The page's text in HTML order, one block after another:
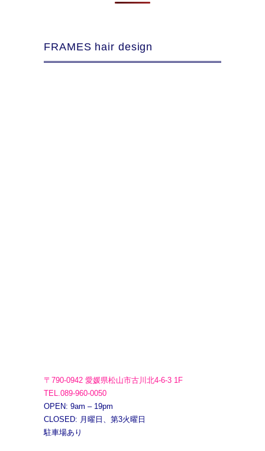
FRAMES hair design
〒790-0942 愛媛県松山市古川北4-6-3 1F
TEL.089-960-0050
OPEN: 9am – 19pm
CLOSED: 月曜日、第3火曜日
駐車場あり